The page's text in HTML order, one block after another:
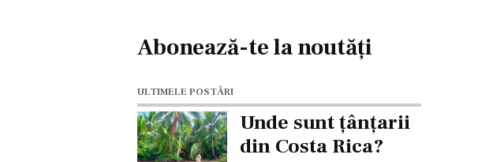
Abonează-te la noutăți
ULTIMELE POSTĂRI
Unde sunt țânțarii
din Costa Rica?